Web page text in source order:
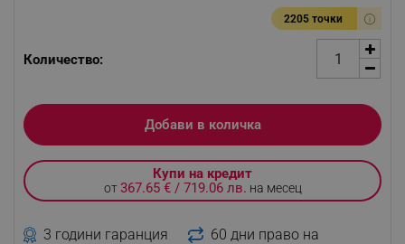
2205 точки
Количество:
Добави в количка
Купи на кредит
от367.65 € / 719.06 лв. на месец
3 години гаранция
60 дни право на